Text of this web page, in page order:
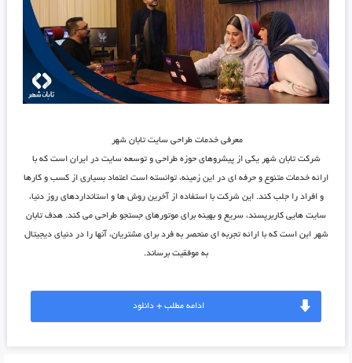
معرفی خدمات طراحی سایت تابان شهر
شرکت تابان شهر یکی از پیشروهای حوزه طراحی و توسعه ‌سایت در ایران است که با
ارائه خدمات متنوع و حرفه‌ ای در این زمینه، توانسته است اعتماد بسیاری از کسب ‌و کارها
و افراد را جلب کند. این شرکت با استفاده از آخرین روش ها و استانداردهای روز دنیا،
سایت ‌هایی کاربرپسند، سریع و بهینه برای موتورهای جستجو طراحی می کند. هدف تابان
شهر این است که با ارائه تجربه ای منحصر به فرد برای مشتریان، آنها را در دنیای دیجیتال
به موفقیت برساند.
ادامه مطلب + دانلود